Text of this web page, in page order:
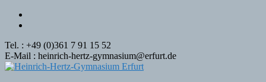
Tel. : +49 (0)361 7 91 15 52
E-Mail : heinrich-hertz-gymnasium@erfurt.de